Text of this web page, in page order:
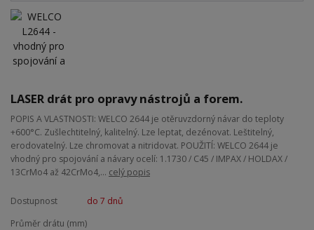
LASER drát pro opravy nástrojů a forem.
POPIS A VLASTNOSTI: WELCO 2644 je otěruvzdorný návar do teploty
+600°C. Zušlechtitelný, kalitelný. Lze leptat, dezénovat. Leštitelný,
erodovatelný. Lze chromovat a nitridovat. POUŽITÍ: WELCO 2644 je
vhodný pro spojování a návary ocelí: 1.1730 / C45 / IMPAX / HOLDAX /
13CrMo4 až 42CrMo4,... celý popis
Dostupnost
do 7 dnů
Průměr drátu (mm)